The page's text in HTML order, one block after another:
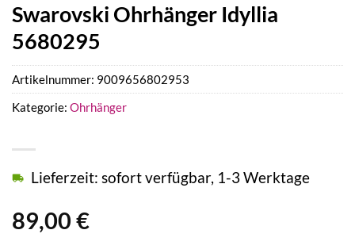
Swarovski Ohrhänger Idyllia
5680295
89,00 €
Lieferzeit: sofort verfügbar, 1-3 Werktage
Artikelnummer: 9009656802953
Kategorie: Ohrhänger